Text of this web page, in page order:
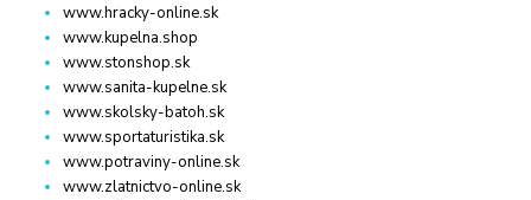
www.hracky-online.sk
www.kupelna.shop
www.stonshop.sk
www.sanita-kupelne.sk
www.skolsky-batoh.sk
www.sportaturistika.sk
www.potraviny-online.sk
www.zlatnictvo-online.sk